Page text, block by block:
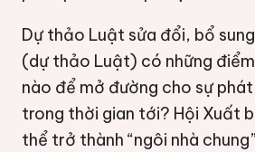
Dự thảo Luật sửa đổi, bổ
(dự thảo Luật) có những
nào để mở đường cho sự
trong thời gian tới? Hội Xuất
thể trở thành “ngôi nhà